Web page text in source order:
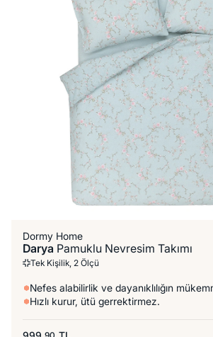
Dormy Home
Darya Pamuklu Nevresim Takımı
Tek Kişilik, 2 Ölçü
Nefes alabilirlik ve dayanıklılığın
Hızlı kurur, ütü gerrektirmez.